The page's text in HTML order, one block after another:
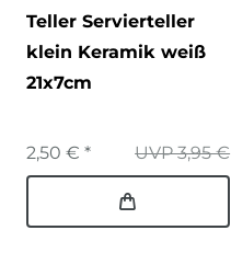
Teller Servierteller
klein Keramik weiß
21x7cm
UVP 3,95 €
2,50 € *